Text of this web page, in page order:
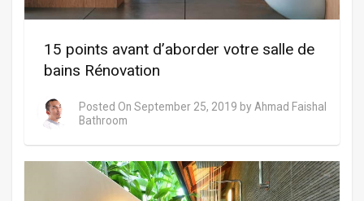
15 points avant d’aborder votre salle de
bains Rénovation
Posted On September 25, 2019 by Ahmad Faishal
Bathroom